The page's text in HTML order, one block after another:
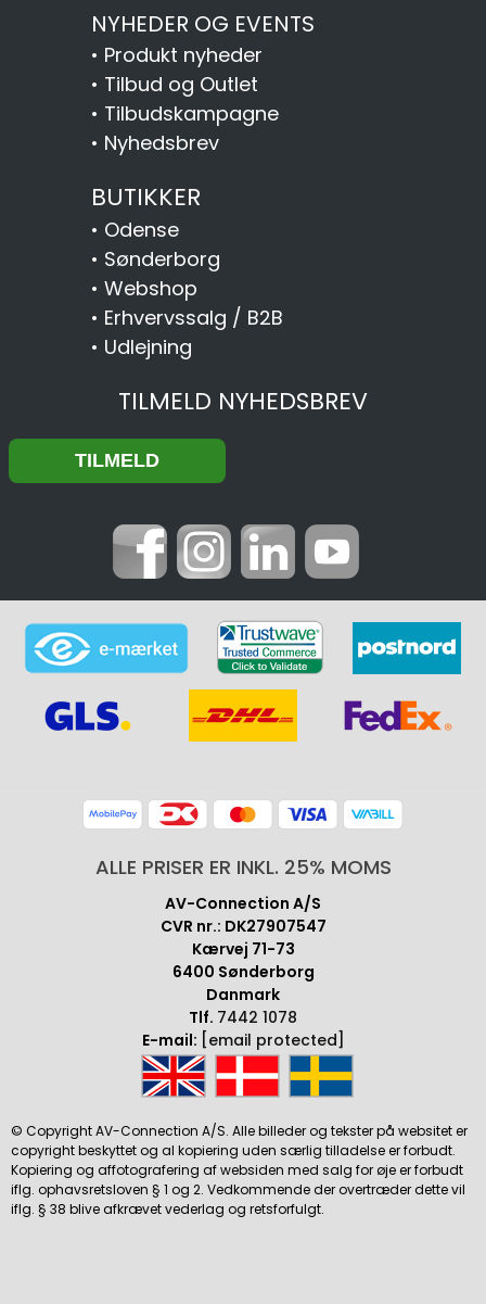
NYHEDER OG EVENTS
• Produkt nyheder
• Tilbud og Outlet
• Tilbudskampagne
• Nyhedsbrev
BUTIKKER
• Odense
• Sønderborg
• Webshop
• Erhvervssalg / B2B
• Udlejning
TILMELD NYHEDSBREV
ALLE PRISER ER INKL. 25% MOMS
AV-Connection A/S
CVR nr.: DK27907547
Kærvej 71-73
6400 Sønderborg
Danmark
Tlf. 7442 1078
E-mail: [email protected]
© Copyright AV-Connection A/S. Alle billeder og tekster på websitet er
copyright beskyttet og al kopiering uden særlig tilladelse er forbudt.
Kopiering og affotografering af websiden med salg for øje er forbudt
iflg. ophavsretsloven § 1 og 2. Vedkommende der overtræder dette vil
iflg. § 38 blive afkrævet vederlag og retsforfulgt.